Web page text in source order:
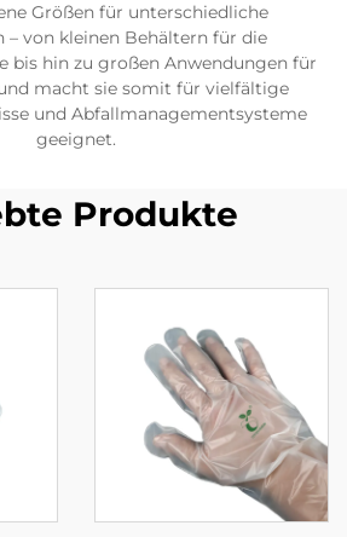
Größen für unterschiedliche
– von kleinen Behältern für die
bis hin zu großen Anwendungen für
macht sie somit für vielfältige
und Abfallmanagementsysteme
geeignet.
Produkte